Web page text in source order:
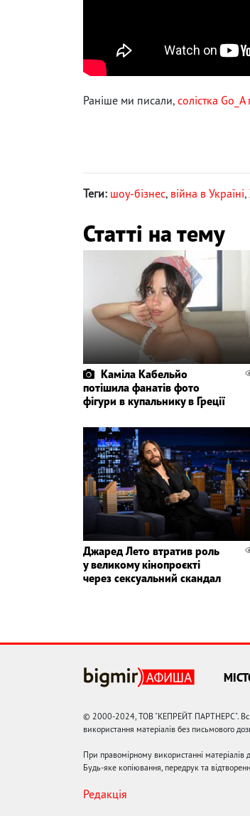
Раніше ми писали, солістка
Теги: шоу-бізнес, війна в Україні,
Статті на тему
Каміла Кабельйо
потішила фанатів фото
фігури в купальнику в Греції
Джаред Лето втратив роль
у великому кінопроєкті
через сексуальний скандал
© 2000-2024, ТОВ "КЕПРЕЙТ ПАРТНЕРС". Всі
використання матеріалів без письмового
При правомірному використанні матеріалів
Будь-яке копіювання, передрук та
Редакція